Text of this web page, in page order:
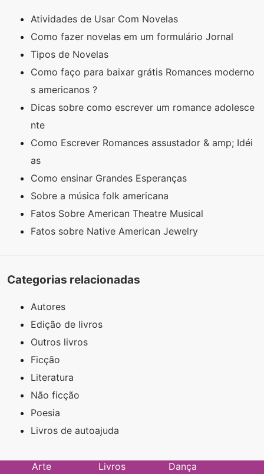
Atividades de Usar Com Novelas
Como fazer novelas em um formulário Jornal
Tipos de Novelas
Como faço para baixar grátis Romances moderno
s americanos ?
Dicas sobre como escrever um romance adolesce
nte
Como Escrever Romances assustador & amp; Idéi
as
Como ensinar Grandes Esperanças
Sobre a música folk americana
Fatos Sobre American Theatre Musical
Fatos sobre Native American Jewelry
Categorias relacionadas
Autores
Edição de livros
Outros livros
Ficção
Literatura
Não ficção
Poesia
Livros de autoajuda
Arte Livros Dança